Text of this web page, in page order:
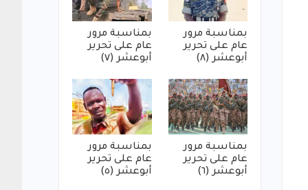
بمناسبة مرور
عام على تحرير
أبوعشر (٨)
بمناسبة مرور
عام على تحرير
أبوعشر (٧)
بمناسبة مرور
عام على تحرير
أبوعشر (٦)
بمناسبة مرور
عام على تحرير
أبوعشر (٥)